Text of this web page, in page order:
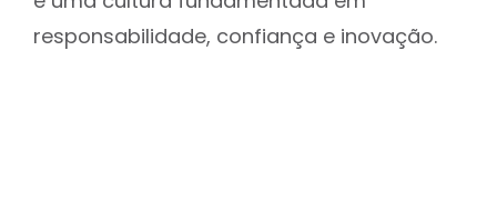
responsabilidade, confiança e inovação.